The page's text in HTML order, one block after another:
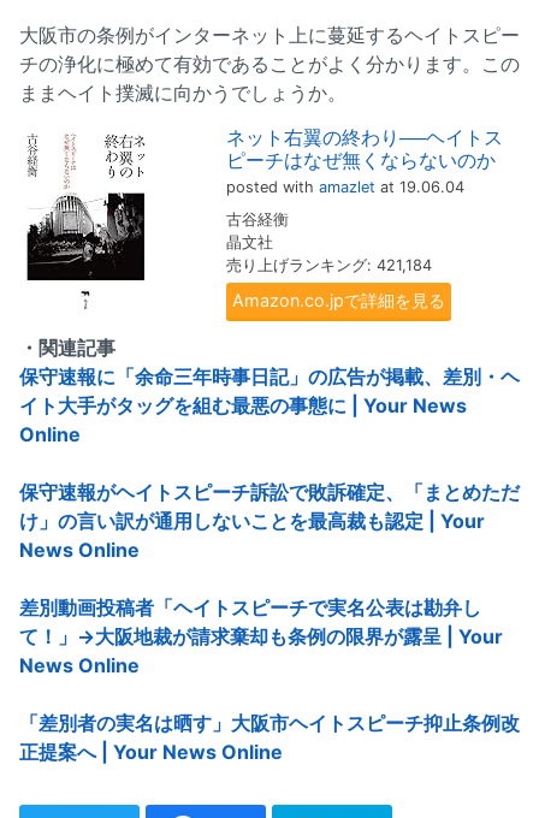
大阪市の条例がインターネット上に蔓延するヘイトスピー
チの浄化に極めて有効であることがよく分かります。この
ままヘイト撲滅に向かうでしょうか。
ネット右翼の終わり──ヘイトス
ピーチはなぜ無くならないのか
posted with amazlet at 19.06.04
古谷経衡
晶文社
売り上げランキング: 421,184
Amazon.co.jpで詳細を見る
・関連記事
保守速報に「余命三年時事日記」の広告が掲載、差別・ヘ
イト大手がタッグを組む最悪の事態に | Your News
Online
保守速報がヘイトスピーチ訴訟で敗訴確定、「まとめただ
け」の言い訳が通用しないことを最高裁も認定 | Your
News Online
差別動画投稿者「ヘイトスピーチで実名公表は勘弁し
て！」→大阪地裁が請求棄却も条例の限界が露呈 | Your
News Online
「差別者の実名は晒す」大阪市ヘイトスピーチ抑止条例改
正提案へ | Your News Online